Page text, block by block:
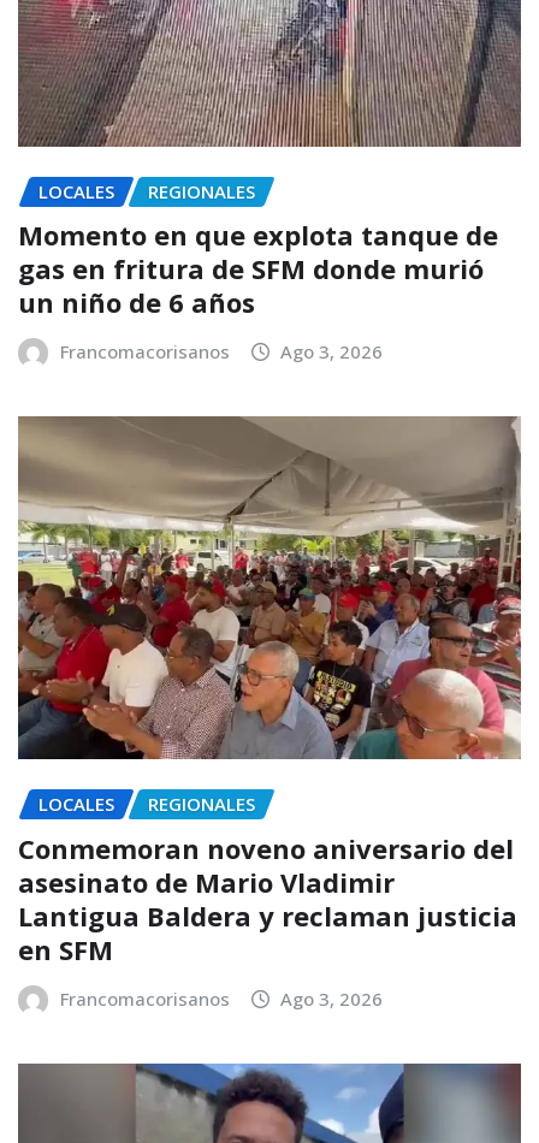
LOCALES REGIONALES
Momento en que explota tanque de
gas en fritura de SFM donde murió
un niño de 6 años
Francomacorisanos Ago 3, 2026
LOCALES REGIONALES
Conmemoran noveno aniversario del
asesinato de Mario Vladimir
Lantigua Baldera y reclaman justicia
en SFM
Francomacorisanos Ago 3, 2026